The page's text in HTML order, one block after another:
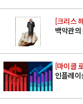
[크리스
백악관
[마이클
인플레